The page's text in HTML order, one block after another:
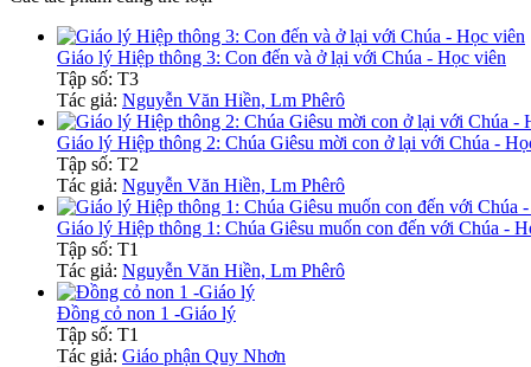
Giáo lý Hiệp thông 3: Con đến và ở lại với Chúa - Học viên
Tập số: T3
Tác giả: Nguyễn Văn Hiền, Lm Phêrô
Giáo lý Hiệp thông 2: Chúa Giêsu mời con ở lại với Chúa -
Tập số: T2
Tác giả: Nguyễn Văn Hiền, Lm Phêrô
Giáo lý Hiệp thông 1: Chúa Giêsu muốn con đến với Chúa -
Tập số: T1
Tác giả: Nguyễn Văn Hiền, Lm Phêrô
Đồng cỏ non 1 -Giáo lý
Tập số: T1
Tác giả: Giáo phận Quy Nhơn